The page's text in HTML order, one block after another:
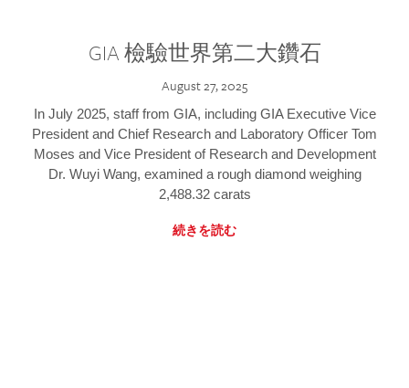
GIA 檢驗世界第二大鑽石
August 27, 2025
In July 2025, staff from GIA, including GIA Executive Vice
President and Chief Research and Laboratory Officer Tom
Moses and Vice President of Research and Development
Dr. Wuyi Wang, examined a rough diamond weighing
2,488.32 carats
続きを読む